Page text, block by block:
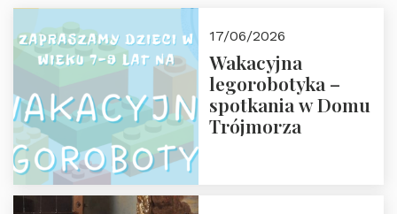
17/06/2026
Wakacyjna
legorobotyka –
spotkania w Domu
Trójmorza